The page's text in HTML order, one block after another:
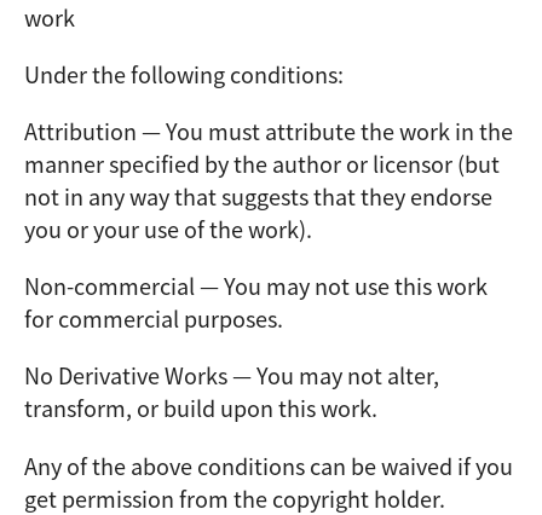
work
Under the following conditions:
Attribution — You must attribute the work in the
manner specified by the author or licensor (but
not in any way that suggests that they endorse
you or your use of the work).
Non-commercial — You may not use this work
for commercial purposes.
No Derivative Works — You may not alter,
transform, or build upon this work.
Any of the above conditions can be waived if you
get permission from the copyright holder.